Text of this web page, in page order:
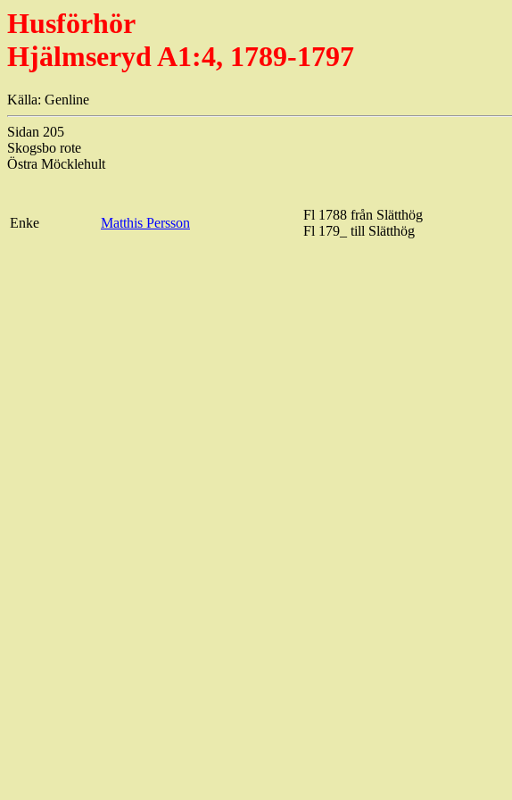
Husförhör
Hjälmseryd A1:4, 1789-1797
Källa: Genline
Sidan 205
Skogsbo rote
Östra Möcklehult
Enke Matthis Persson
Fl 1788 från Slätthög
Fl 179_ till Slätthög